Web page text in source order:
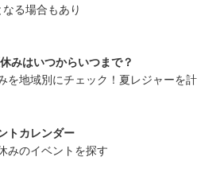
る場合もあり
みはいつからいつまで？
を地域別にチェック！夏レジャーを計
トカレンダー
みのイベントを探す